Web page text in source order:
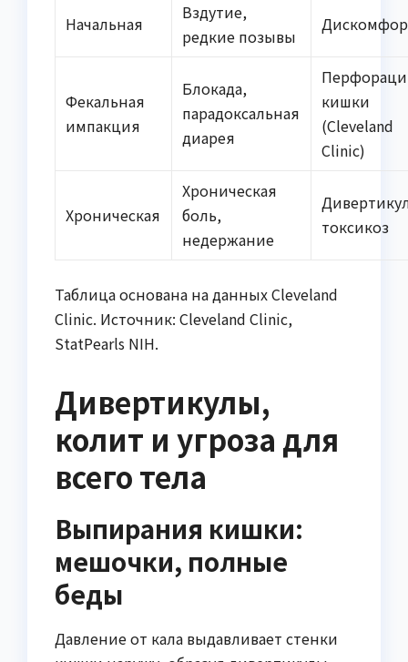
Начальная
Вздутие,
редкие позывы
Фекальная
импакция
Блокада,
парадоксальная
диарея
кишки
(Cleveland
Clinic)
Хроническая
Хроническая
боль,
недержание
токсикоз
Таблица основана на данных Cleveland
Clinic. Источник: Cleveland Clinic,
StatPearls NIH.
Дивертикулы,
колит и угроза для
всего тела
Выпирания кишки:
мешочки, полные
беды
Давление от кала выдавливает стенки